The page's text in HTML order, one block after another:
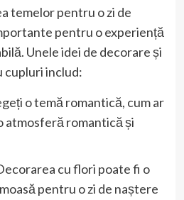
temelor pentru o zi de
pentru o experiență
Unele idei de decorare și
cupluri includ:
o temă romantică, cum ar
atmosferă romantică și
cu flori poate fi o
pentru o zi de naștere